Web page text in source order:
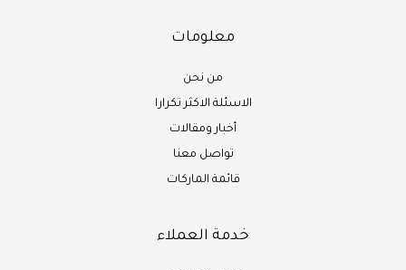
معلومات
من نحن
الاسئلة الاكثر تكرارا
أخبار ومقالات
تواصل معنا
قائمة الماركات
خدمة العملاء